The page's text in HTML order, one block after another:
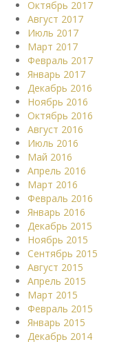
Октябрь 2017
Август 2017
Июль 2017
Март 2017
Февраль 2017
Январь 2017
Декабрь 2016
Ноябрь 2016
Октябрь 2016
Август 2016
Июль 2016
Май 2016
Апрель 2016
Март 2016
Февраль 2016
Январь 2016
Декабрь 2015
Ноябрь 2015
Сентябрь 2015
Август 2015
Апрель 2015
Март 2015
Февраль 2015
Январь 2015
Декабрь 2014